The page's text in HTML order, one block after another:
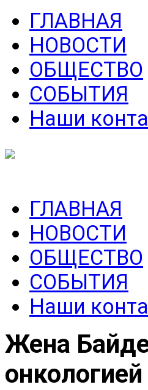
ГЛАВНАЯ
НОВОСТИ
ОБЩЕСТВО
СОБЫТИЯ
Наши
ГЛАВНАЯ
НОВОСТИ
ОБЩЕСТВО
СОБЫТИЯ
Наши
Жена